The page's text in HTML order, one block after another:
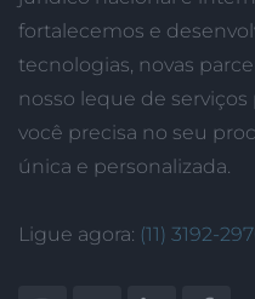
fortalecemos e
tecnologias, novas
nosso leque de serviços
você precisa no seu
única e personalizada.
Ligue agora: (11) 3192-